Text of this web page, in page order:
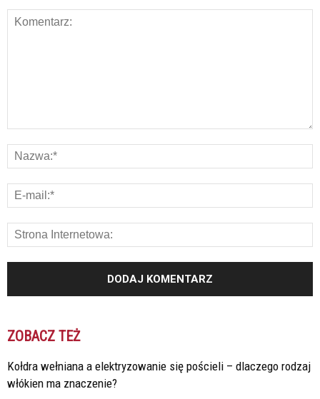
ZOBACZ TEŻ
Kołdra wełniana a elektryzowanie się pościeli – dlaczego rodzaj
włókien ma znaczenie?